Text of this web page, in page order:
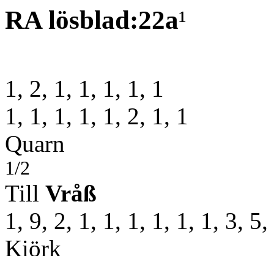
RA lösblad:22a¹
1, 2, 1, 1, 1, 1, 1
1, 1, 1, 1, 1, 2, 1, 1
Quarn
1/2
Till Vråß
1, 9, 2, 1, 1, 1, 1, 1, 1, 3,
Kiörk